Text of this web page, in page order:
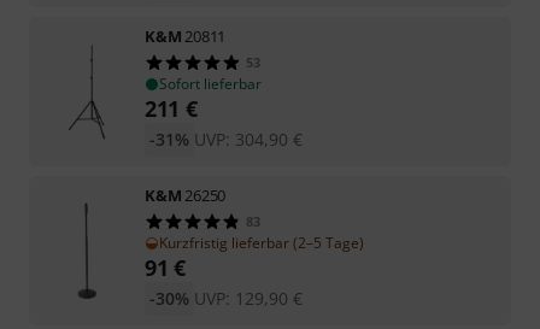
K&M 20811
53
Sofort lieferbar
211 €
UVP: 304,90 €
-31%
K&M 26250
83
Kurzfristig lieferbar (2–5 Tage)
91 €
UVP: 129,90 €
-30%